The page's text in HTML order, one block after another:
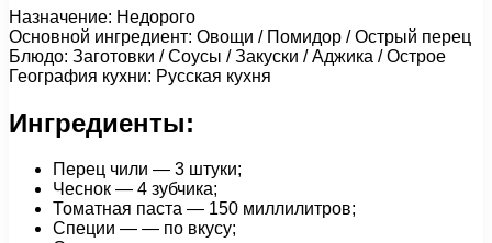
Назначение: Недорого
Основной ингредиент: Овощи / Помидор / Острый перец
Блюдо: Заготовки / Соусы / Закуски / Аджика / Острое
География кухни: Русская кухня
Ингредиенты:
Перец чили — 3 штуки;
Чеснок — 4 зубчика;
Томатная паста — 150 миллилитров;
Специи — — по вкусу;